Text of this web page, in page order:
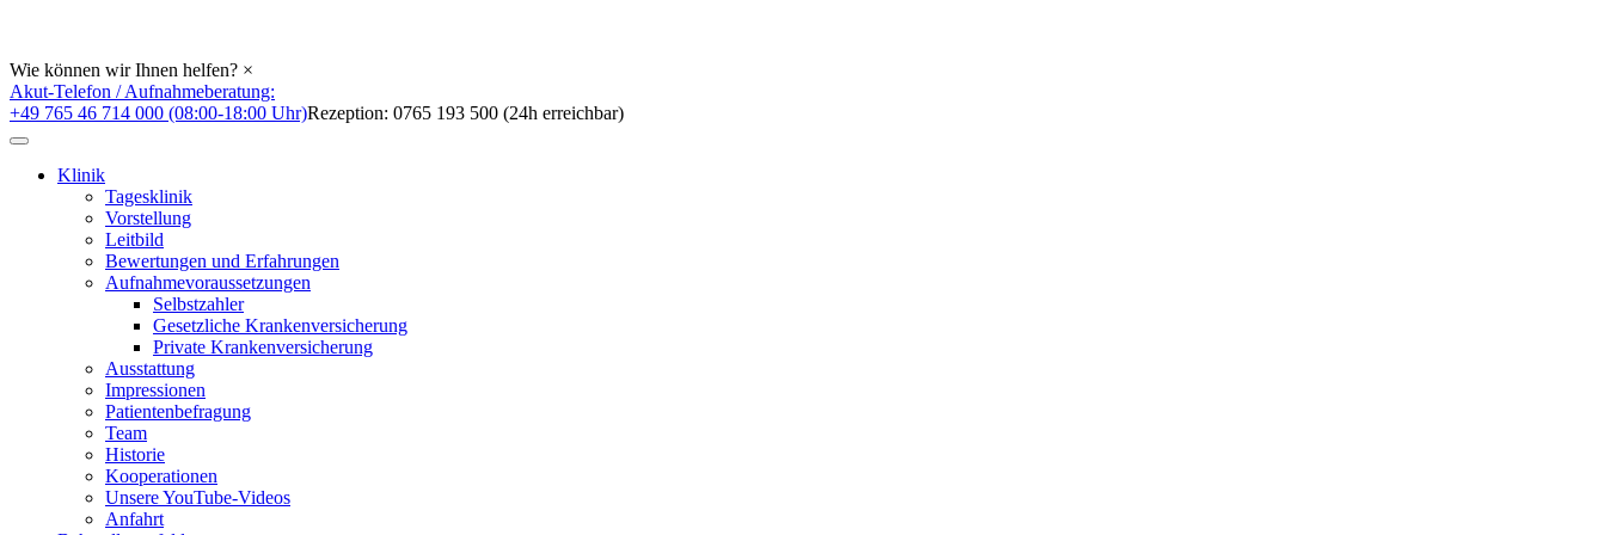
Wie können wir Ihnen helfen? ×
Akut-Telefon / Aufnahmeberatung:
+49 765 46 714 000 (08:00-18:00 Uhr)Rezeption: 0765 193 500 (24h erreichbar)
Klinik
Tagesklinik
Vorstellung
Leitbild
Bewertungen und Erfahrungen
Aufnahmevoraussetzungen
Selbstzahler
Gesetzliche Krankenversicherung
Private Krankenversicherung
Ausstattung
Impressionen
Patientenbefragung
Team
Historie
Kooperationen
Unsere YouTube-Videos
Anfahrt